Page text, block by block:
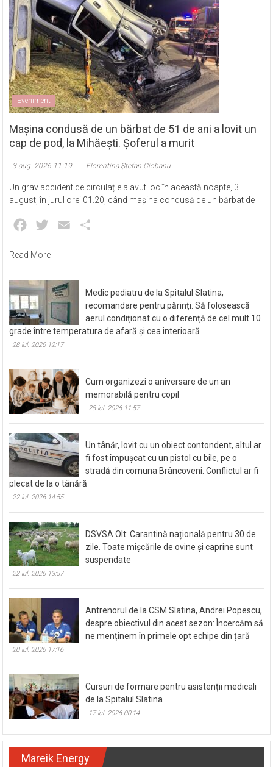
Eveniment
Mașina condusă de un bărbat de 51 de ani a lovit un
cap de pod, la Mihăești. Șoferul a murit
3 aug. 2026 11:19 Florentina Ștefan Ciobanu
Un grav accident de circulație a avut loc în această noapte, 3
august, în jurul orei 01.20, când mașina condusă de un bărbat de
Facebook
Twitter Email
Read More
Medic pediatru de la Spitalul Slatina,
recomandare pentru părinți: Să folosească
aerul condiționat cu o diferență de cel mult 10
grade între temperatura de afară și cea interioară
28 iul. 2026 12:17
Cum organizezi o aniversare de un an
memorabilă pentru copil
28 iul. 2026 11:57
Un tânăr, lovit cu un obiect contondent, altul ar
fi fost împușcat cu un pistol cu bile, pe o
stradă din comuna Brâncoveni. Conflictul ar fi
plecat de la o tânără
22 iul. 2026 14:55
DSVSA Olt: Carantină națională pentru 30 de
zile. Toate mișcările de ovine și caprine sunt
suspendate
22 iul. 2026 13:57
Antrenorul de la CSM Slatina, Andrei Popescu,
despre obiectivul din acest sezon: Încercăm să
ne menținem în primele opt echipe din țară
20 iul. 2026 17:16
Cursuri de formare pentru asistenții medicali
de la Spitalul Slatina
17 iul. 2026 00:14
Mareik Energy